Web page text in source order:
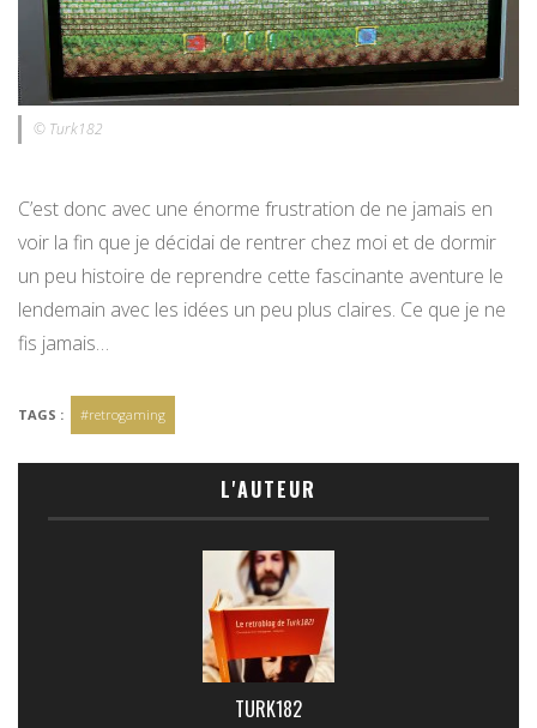
© Turk182
C’est donc avec une énorme frustration de ne jamais en
voir la fin que je décidai de rentrer chez moi et de dormir
un peu histoire de reprendre cette fascinante aventure le
lendemain avec les idées un peu plus claires. Ce que je ne
fis jamais…
TAGS : #retrogaming
L'AUTEUR
TURK182